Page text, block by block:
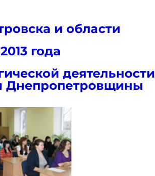
и области
года
деятельности
Днепропетровщины